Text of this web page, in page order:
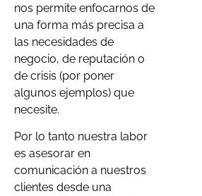
nos permite enfocarnos de
una forma más precisa a
las necesidades de
negocio, de reputación o
de crisis (por poner
algunos ejemplos) que
necesite.
Por lo tanto nuestra labor
es asesorar en
comunicación a nuestros
clientes desde una